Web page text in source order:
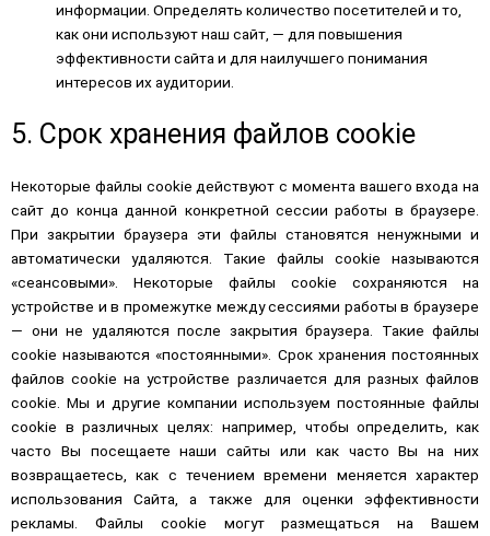
информации. Определять количество посетителей и то,
как они используют наш сайт, — для повышения
эффективности сайта и для наилучшего понимания
интересов их аудитории.
5. Срок хранения файлов cookie
Некоторые файлы cookie действуют с момента вашего входа на
сайт до конца данной конкретной сессии работы в браузере.
При закрытии браузера эти файлы становятся ненужными и
автоматически удаляются. Такие файлы cookie называются
«сеансовыми». Некоторые файлы cookie сохраняются на
устройстве и в промежутке между сессиями работы в браузере
— они не удаляются после закрытия браузера. Такие файлы
cookie называются «постоянными». Срок хранения постоянных
файлов cookie на устройстве различается для разных файлов
cookie. Мы и другие компании используем постоянные файлы
cookie в различных целях: например, чтобы определить, как
часто Вы посещаете наши сайты или как часто Вы на них
возвращаетесь, как с течением времени меняется характер
использования Сайта, а также для оценки эффективности
рекламы. Файлы cookie могут размещаться на Вашем